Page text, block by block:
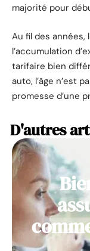
majorité pour
Au fil des années,
l’accumulation
tarifaire bien
auto, l’âge n’est
promesse d’une
D'autres